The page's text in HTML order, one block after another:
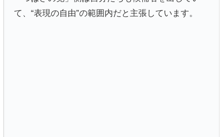
て、“表現の自由”の範囲内だと主張しています。